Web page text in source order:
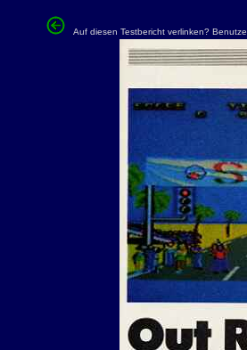
Auf diesen Testbericht verlinken? Benutze